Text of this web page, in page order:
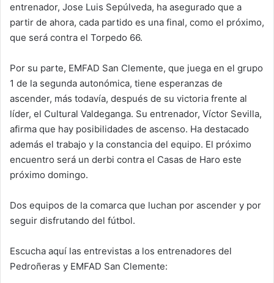
entrenador, Jose Luis Sepúlveda, ha asegurado que a
partir de ahora, cada partido es una final, como el próximo,
que será contra el Torpedo 66.
Por su parte, EMFAD San Clemente, que juega en el grupo
1 de la segunda autonómica, tiene esperanzas de
ascender, más todavía, después de su victoria frente al
líder, el Cultural Valdeganga. Su entrenador, Víctor Sevilla,
afirma que hay posibilidades de ascenso. Ha destacado
además el trabajo y la constancia del equipo. El próximo
encuentro será un derbi contra el Casas de Haro este
próximo domingo.
Dos equipos de la comarca que luchan por ascender y por
seguir disfrutando del fútbol.
Escucha aquí las entrevistas a los entrenadores del
Pedroñeras y EMFAD San Clemente: